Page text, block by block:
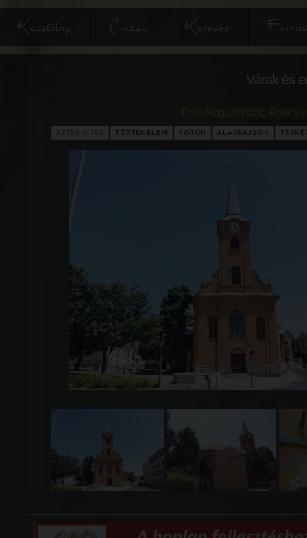
Kezdőlap Cikkek Keresés
Várak és
Pécs Magyarország
TÖRTÉNELEM FOTÓK ALAPRAJZOK